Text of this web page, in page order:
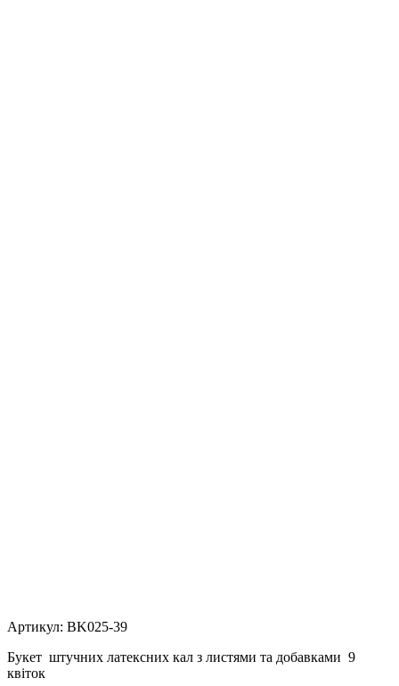
Артикул: BK025-39
Букет штучних латексних кал з листями та добавками 9
квіток